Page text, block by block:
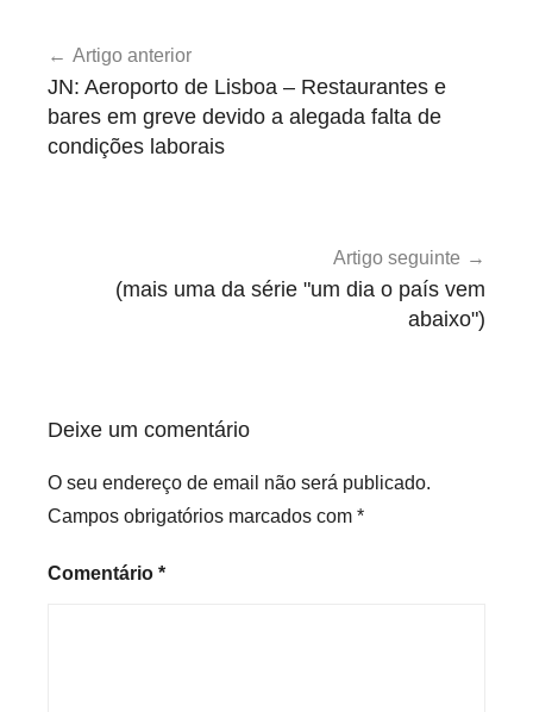
de
artigos
Artigo anterior
JN: Aeroporto de Lisboa – Restaurantes e
bares em greve devido a alegada falta de
condições laborais
Artigo seguinte
(mais uma da série "um dia o país vem
abaixo")
Deixe um comentário
O seu endereço de email não será publicado.
Campos obrigatórios marcados com *
Comentário *